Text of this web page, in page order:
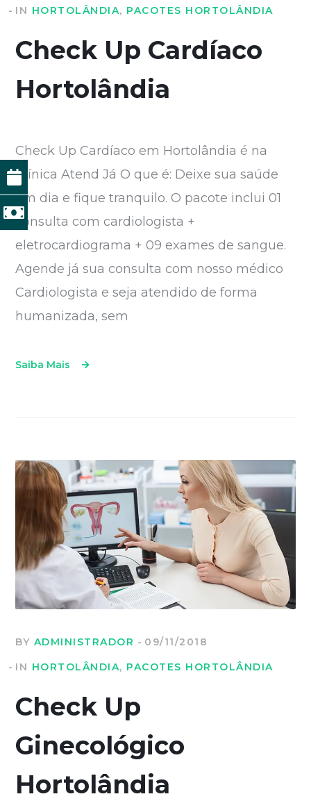
IN HORTOLÂNDIA, PACOTES HORTOLÂNDIA
Check Up Cardíaco
Hortolândia
Check Up Cardíaco em Hortolândia é na
Clínica Atend Já O que é: Deixe sua saúde
em dia e fique tranquilo. O pacote inclui 01
consulta com cardiologista +
eletrocardiograma + 09 exames de sangue.
Agende já sua consulta com nosso médico
Cardiologista e seja atendido de forma
humanizada, sem
Saiba Mais
BY ADMINISTRADOR
09/11/2018
IN HORTOLÂNDIA, PACOTES HORTOLÂNDIA
Check Up
Ginecológico
Hortolândia